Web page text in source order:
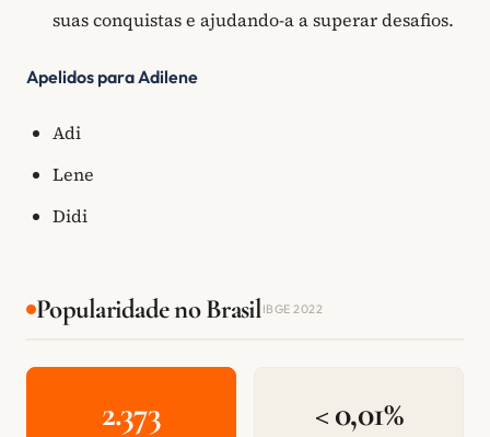
suas conquistas e ajudando-a a superar desafios.
Apelidos para Adilene
Adi
Lene
Didi
Popularidade no BrasilIBGE 2022
2.373 < 0,01%